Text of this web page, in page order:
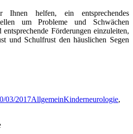
helfen, ein entsprechendes
um Probleme und Schwächen
Förderungen einzuleiten,
und Schulfrust den häuslichen Segen
03/2017AllgemeinKinderneurologie,